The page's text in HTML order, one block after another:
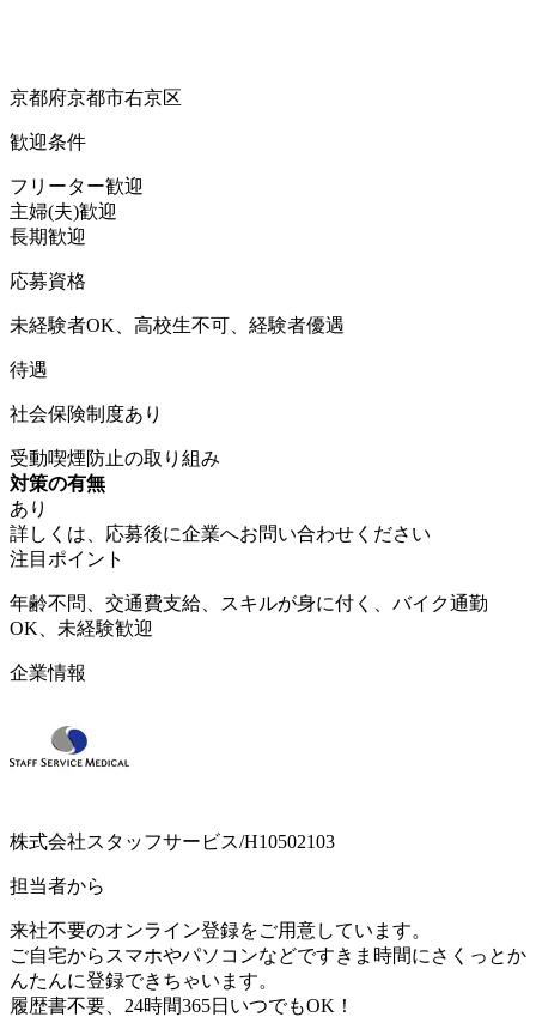
京都府京都市右京区
歓迎条件
フリーター歓迎
主婦(夫)歓迎
長期歓迎
応募資格
未経験者OK、高校生不可、経験者優遇
待遇
社会保険制度あり
受動喫煙防止の取り組み
対策の有無
あり
詳しくは、応募後に企業へお問い合わせください
注目ポイント
年齢不問、交通費支給、スキルが身に付く、バイク通勤
OK、未経験歓迎
企業情報
株式会社スタッフサービス/H10502103
担当者から
来社不要のオンライン登録をご用意しています。
ご自宅からスマホやパソコンなどですきま時間にさくっとか
んたんに登録できちゃいます。
履歴書不要、24時間365日いつでもOK！